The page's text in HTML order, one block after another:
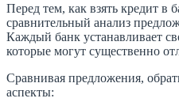
Перед тем, как взять кредит в
сравнительный анализ
Каждый банк устанавливает
которые могут существенно
Сравнивая предложения,
аспекты: